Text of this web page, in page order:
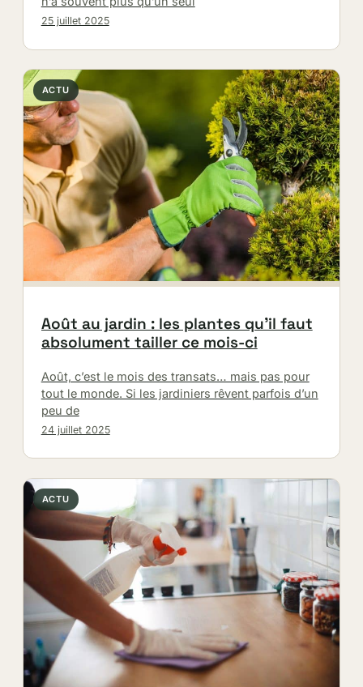
25 juillet 2025
ACTU
Août au jardin : les plantes qu’il faut
absolument tailler ce mois-ci
24 juillet 2025
Août, c’est le mois des transats… mais pas pour
tout le monde. Si les jardiniers rêvent parfois d’un
peu de
ACTU